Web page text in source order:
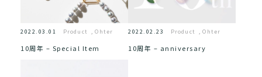
2022.03.01 Product ,Ohter
10周年 – Special Item
2022.02.23 Product ,Ohter
10周年 – anniversary